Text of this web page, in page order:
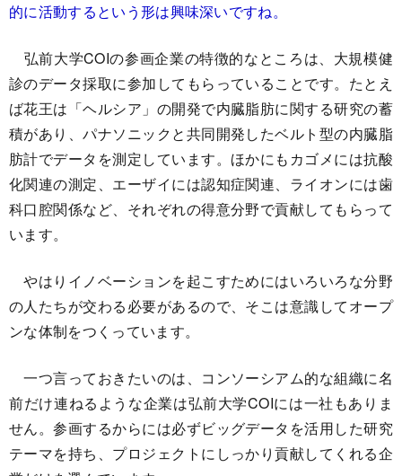
的に活動するという形は興味深いですね。
弘前大学COIの参画企業の特徴的なところは、大規模健
診のデータ採取に参加してもらっていることです。たとえ
ば花王は「ヘルシア」の開発で内臓脂肪に関する研究の蓄
積があり、パナソニックと共同開発したベルト型の内臓脂
肪計でデータを測定しています。ほかにもカゴメには抗酸
化関連の測定、エーザイには認知症関連、ライオンには歯
科口腔関係など、それぞれの得意分野で貢献してもらって
います。
やはりイノベーションを起こすためにはいろいろな分野
の人たちが交わる必要があるので、そこは意識してオープ
ンな体制をつくっています。
一つ言っておきたいのは、コンソーシアム的な組織に名
前だけ連ねるような企業は弘前大学COIには一社もありま
せん。参画するからには必ずビッグデータを活用した研究
テーマを持ち、プロジェクトにしっかり貢献してくれる企